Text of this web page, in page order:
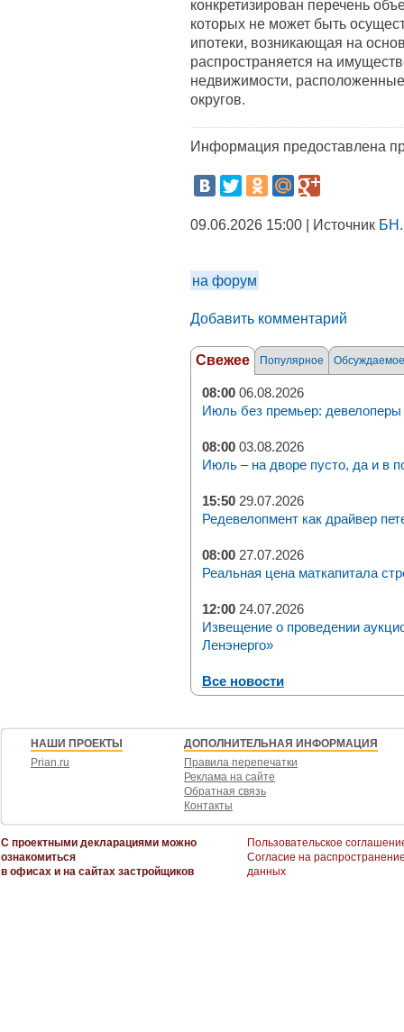
конкретизирован перечень
которых не может быть
ипотеки, возникающая на
распространяется на
недвижимости,
округов.
Информация предоставлена
09.06.2026 15:00 | Источник
на форум
Добавить комментарий
Свежее Популярное Обсуждаемое
08:00 06.08.2026
Июль без премьер: девелоперы
08:00 03.08.2026
Июль – на дворе пусто, да и в
15:50 29.07.2026
Редевелопмент как драйвер
08:00 27.07.2026
Реальная цена маткапитала
12:00 24.07.2026
Извещение о проведении
Ленэнерго»
Все новости
НАШИ ПРОЕКТЫ
Prian.ru
ДОПОЛНИТЕЛЬНАЯ ИНФОРМАЦИЯ
Правила перепечатки
Реклама на сайте
Обратная связь
Контакты
С проектными декларациями можно
ознакомиться
в офисах и на сайтах застройщиков
Пользовательское
Согласие на
данных